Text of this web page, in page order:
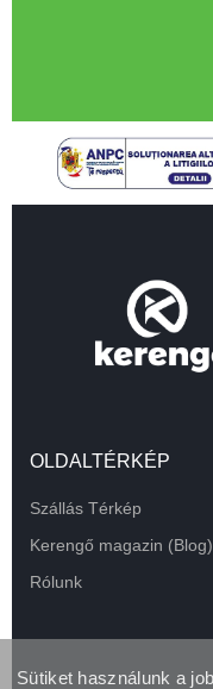
OLDALTÉRKÉP
Szállás Térkép
Kerengő magazin (Blog)
Rólunk
Sütiket használunk a